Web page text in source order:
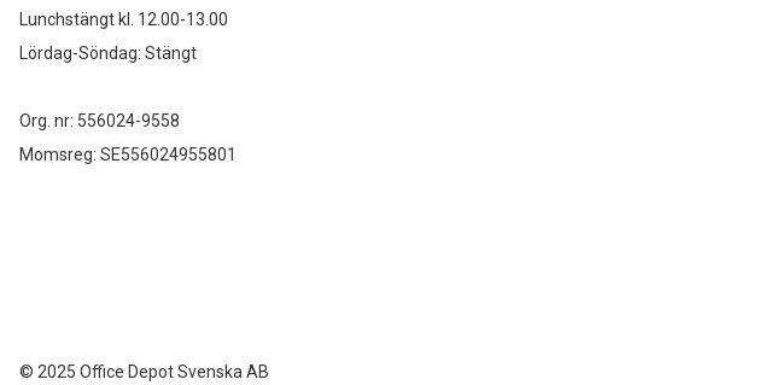
Lunchstängt kl. 12.00-13.00
Lördag-Söndag: Stängt
Org. nr: 556024-9558
Momsreg: SE556024955801
© 2025 Office Depot Svenska AB